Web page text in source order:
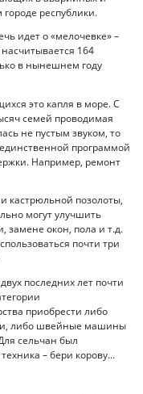
республики.
идет о «мелочевке» –
164
в нынешнем году
это капля в море. С
семей проводимая
не пустым звуком, то
программой
Например, ремонт
кастрюльной позолоты,
могут улучшить
замене окон, пола и т.д.
почти три
последних лет почти
приобрести либо
либо швейные машины
сельчан был
– бери корову...